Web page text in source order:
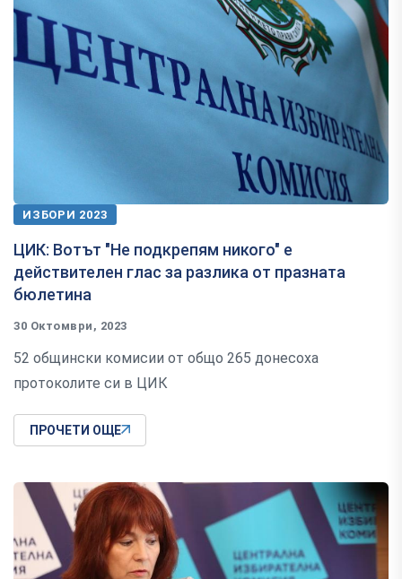
ИЗБОРИ 2023
ЦИК: Вотът "Не подкрепям никого" е
действителен глас за разлика от празната
бюлетина
30 Октомври, 2023
52 общински комисии от общо 265 донесоха
протоколите си в ЦИК
ПРОЧЕТИ ОЩЕ